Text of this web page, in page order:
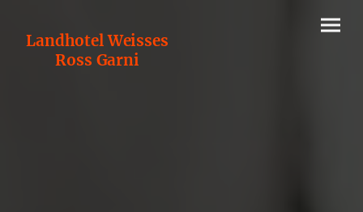
Landhotel Weisses
Ross Garni